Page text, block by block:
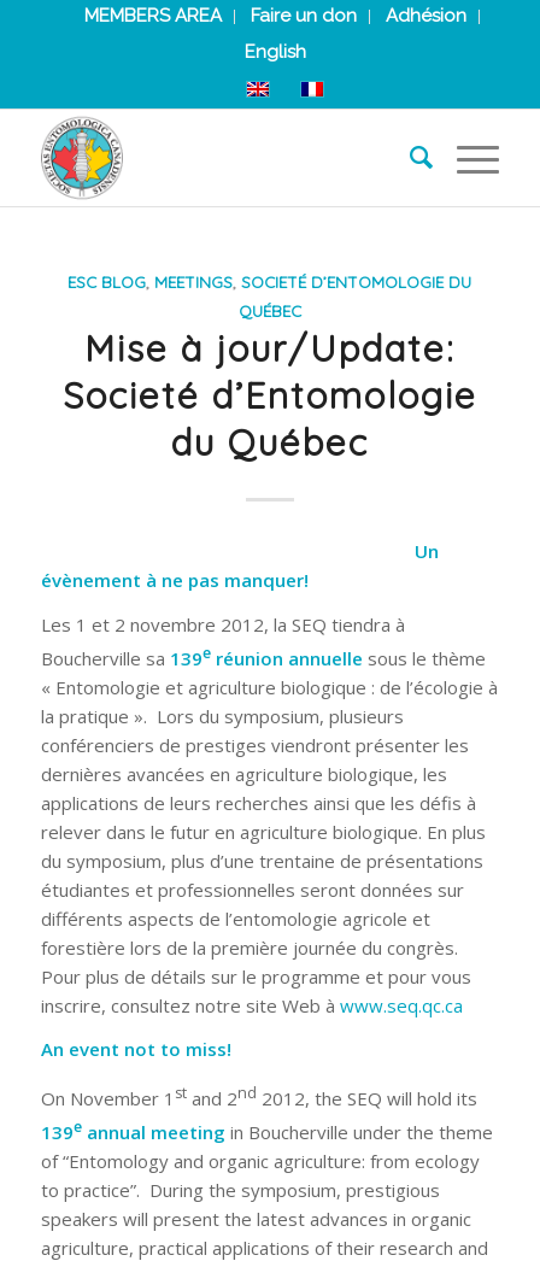
MEMBERS AREA Faire un don
Adhésion
English
ESC BLOG, MEETINGS,SOCIETÉ D’ENTOMOLOGIE DU
QUÉBEC
Mise à jour/Update:
Societé d’Entomologie
du Québec
Un
évènement à ne pas manquer!
Les 1 et 2 novembre 2012, la SEQ tiendra à
Boucherville sa 139eréunion annuelle sous le thème
« Entomologie et agriculture biologique : de l’écologie à
la pratique ». Lors du symposium, plusieurs
conférenciers de prestiges viendront présenter les
dernières avancées en agriculture biologique, les
applications de leurs recherches ainsi que les défis à
relever dans le futur en agriculture biologique. En plus
du symposium, plus d’une trentaine de présentations
étudiantes et professionnelles seront données sur
différents aspects de l’entomologie agricole et
forestière lors de la première journée du congrès.
Pour plus de détails sur le programme et pour vous
inscrire, consultez notre site Web à www.seq.qc.ca
An event not to miss!
On November 1 stand 2nd 2012, the SEQ will hold its
139eannual meeting in Boucherville under the theme
of “Entomology and organic agriculture: from ecology
to practice”. During the symposium, prestigious
speakers will present the latest advances in organic
agriculture, practical applications of their research and